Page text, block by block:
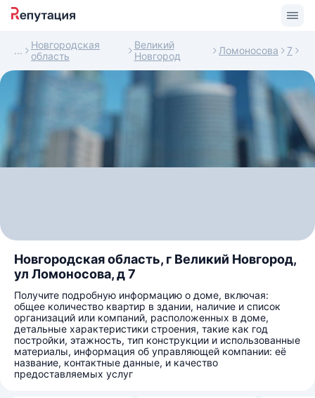
Новгородская
область
Великий
Новгород
Ломоносова 7
Новгородская область, г Великий Новгород,
ул Ломоносова, д 7
Получите подробную информацию о доме, включая:
общее количество квартир в здании, наличие и список
организаций или компаний, расположенных в доме,
детальные характеристики строения, такие как год
постройки, этажность, тип конструкции и использованные
материалы, информация об управляющей компании: её
название, контактные данные, и качество
предоставляемых услуг